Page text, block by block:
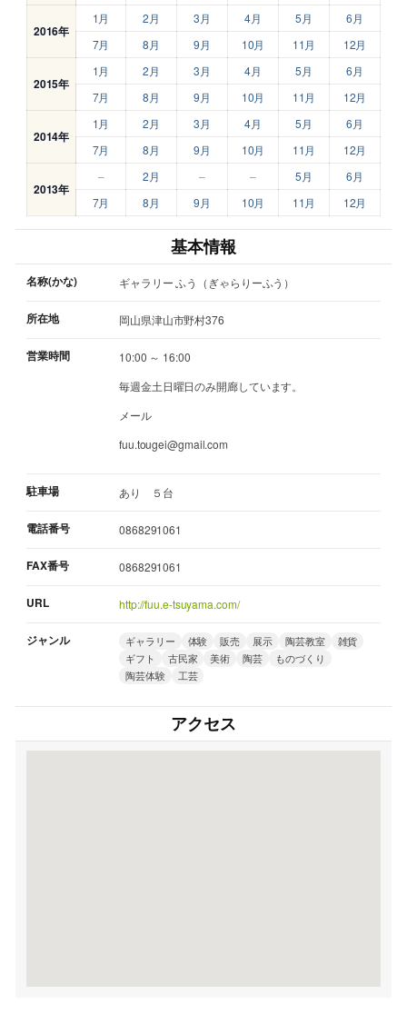
2016年
1月 2月 3月 4月 5月
6月
7月
8月 9月 10月 11月 12月
2015年
1月 2月 3月 4月 5月
6月
7月
8月 9月 10月 11月 12月
2014年
1月 2月 3月 4月 5月
6月
7月
8月 9月 10月 11月 12月
2013年
– 2月 – – 5月
6月
7月
8月 9月 10月 11月 12月
基本情報
名称(かな) ギャラリー ふう（ぎゃらりーふう）
所在地 岡山県津山市野村376
営業時間
10:00 ～ 16:00
毎週金土日曜日のみ開廊しています。
メール
fuu.tougei@gmail.com
駐車場 あり ５台
電話番号 0868291061
FAX番号 0868291061
URL http://fuu.e-tsuyama.com/
ジャンル ギャラリー 体験 販売 展示 陶芸教室
雑貨
ギフト
古民家 美術 陶芸
ものづくり
陶芸体験
工芸
アクセス